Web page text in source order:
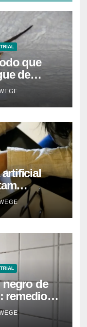
que
de
testes
de
remedios